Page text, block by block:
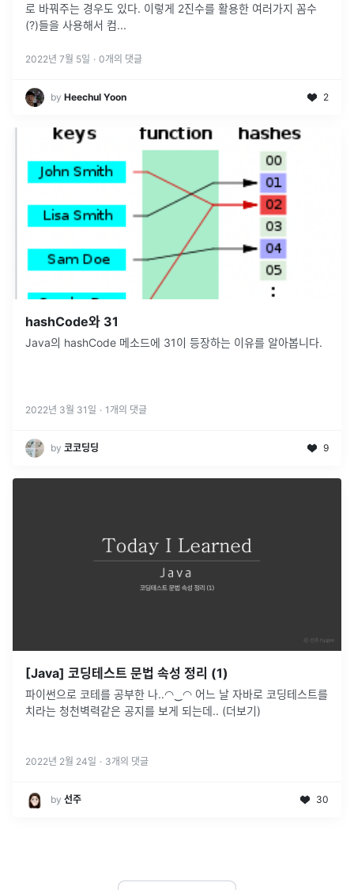
로 바꿔주는 경우도 있다. 이렇게 2진수를 활용한 여러가지 꼼수
(?)들을 사용해서 컴...
2022년 7월 5일 · 0개의 댓글
by Heechul Yoon 2
hashCode와 31
Java의 hashCode 메소드에 31이 등장하는 이유를 알아봅니다.
2022년 3월 31일 · 1 개의 댓글
by 코코딩딩 9
[Java] 코딩테스트 문법 속성 정리 (1)
파이썬으로 코테를 공부한 나..◠‿◠ 어느 날 자바로 코딩테스트를
치라는 청천벽력같은 공지를 보게 되는데.. (더보기)
2022년 2월 24일 · 3개의 댓글
by 선주 30